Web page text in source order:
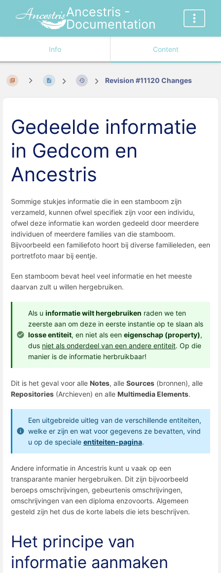
Ancestris -
Documentation
Info Content
Revision #11120 Changes
Gedeelde informatie
in Gedcom en
Ancestris
Sommige stukjes informatie die in een stamboom zijn
verzameld, kunnen ofwel specifiek zijn voor een individu,
ofwel deze informatie kan worden gedeeld door meerdere
individuen of meerdere families van die stamboom.
Bijvoorbeeld een familiefoto hoort bij diverse familieleden, een
portretfoto maar bij eentje.
Een stamboom bevat heel veel informatie en het meeste
daarvan zult u willen hergebruiken.
Als u informatie wilt hergebruiken raden we ten
zeerste aan om deze in eerste instantie op te slaan als
losse entiteit, en niet als een eigenschap (property),
dus niet als onderdeel van een andere entiteit. Op die
manier is de informatie herbruikbaar!
Dit is het geval voor alle Notes, alle Sources (bronnen), alle
Repositories (Archieven) en alle Multimedia Elements.
Een uitgebreide uitleg van de verschillende entiteiten,
welke er zijn en wat voor gegevens ze bevatten, vind
u op de speciale entiteiten-pagina.
Andere informatie in Ancestris kunt u vaak op een
transparante manier hergebruiken. Dit zijn bijvoorbeeld
beroeps omschrijvingen, gebeurtenis omschrijvingen,
omschrijvingen van een diploma enzovoorts. Algemeen
gesteld zijn het dus de korte labels die iets beschrijven.
Het principe van
informatie aanmaken